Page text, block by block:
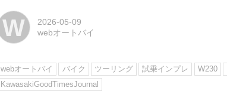
W
2026-05-09
webオートバイ
webオートバイ バイク ツーリング 試乗インプレ W230
KawasakiGoodTimesJournal